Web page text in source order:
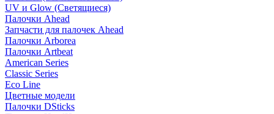
UV и Glow (Светящиеся)
Палочки Ahead
Запчасти для палочек Ahead
Палочки Arborea
Палочки Artbeat
American Series
Classic Series
Eco Line
Цветные модели
Палочки DSticks